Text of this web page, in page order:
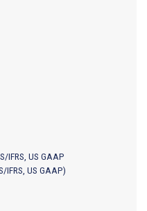
IFRS, US GAAP
US GAAP)